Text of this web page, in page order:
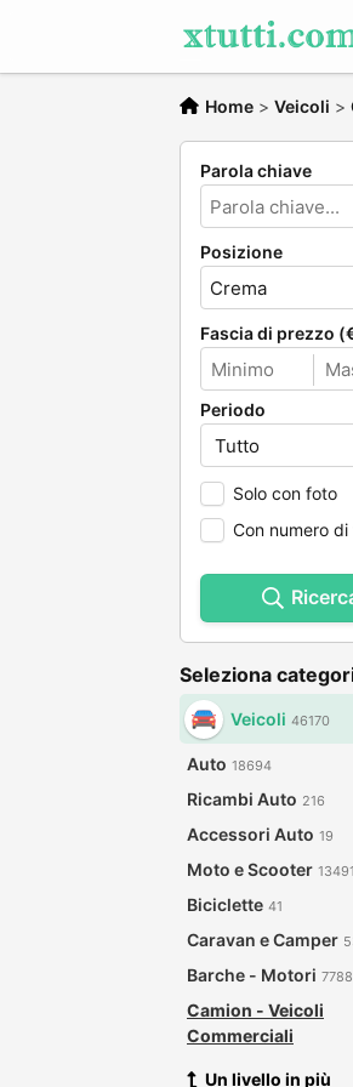
Home > Veicoli >
Parola chiave
Posizione
Fascia di prezzo
Periodo
Solo con foto
Con numero
Seleziona
Veicoli 46170
Auto 18694
Ricambi Auto 216
Accessori Auto 19
Moto e Scooter 13491
Biciclette 41
Caravan e Camper
Barche - Motori 7788
Camion - Veicoli
Commerciali
Un livello in più